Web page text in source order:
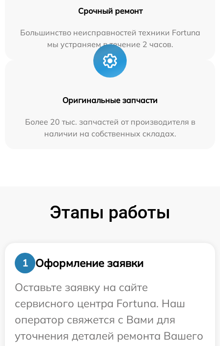
Срочный ремонт
Большинство неисправностей техники Fortuna
мы устраняем в течение 2 часов.
Оригинальные запчасти
Более 20 тыс. запчастей от производителя в
наличии на собственных складах.
Этапы работы
1
Оформление заявки
Оставьте заявку на сайте
сервисного центра Fortuna. Наш
оператор свяжется с Вами для
уточнения деталей ремонта Вашего